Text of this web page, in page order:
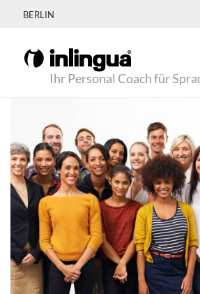
BERLIN
Ihr Personal Coach für